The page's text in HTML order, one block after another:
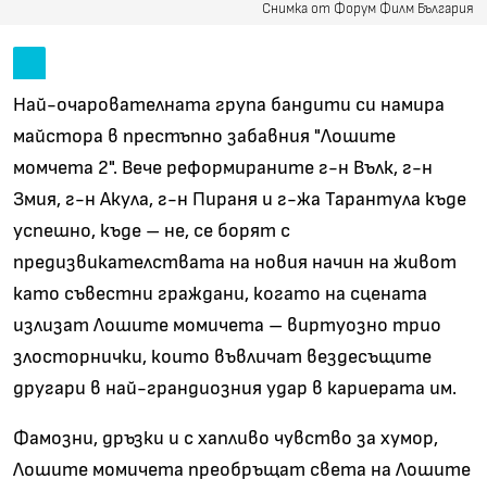
Снимка от Форум Филм България
Най-очарователната група бандити си намира
майстора в престъпно забавния "Лошите
момчета 2". Вече реформираните г-н Вълк, г-н
Змия, г-н Акула, г-н Пираня и г-жа Тарантула къде
успешно, къде – не, се борят с
предизвикателствата на новия начин на живот
като съвестни граждани, когато на сцената
излизат Лошите момичета – виртуозно трио
злосторнички, които въвличат вездесъщите
другари в най-грандиозния удар в кариерата им.
Фамозни, дръзки и с хапливо чувство за хумор,
Лошите момичета преобръщат света на Лошите